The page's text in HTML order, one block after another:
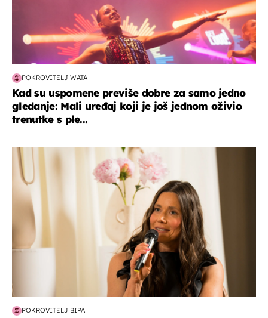
POKROVITELJ WATA
Kad su uspomene previše dobre za samo jedno
gledanje: Mali uređaj koji je još jednom oživio
trenutke s ple...
moda & ljepota
POKROVITELJ BIPA